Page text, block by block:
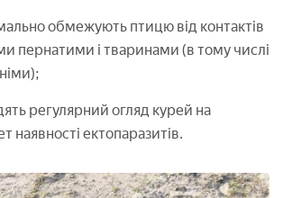
обмежують птицю від контактів
пернатими і тваринами (в тому числі
регулярний огляд курей на
наявності ектопаразитів.